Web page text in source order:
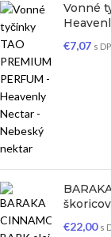
Vonné
€7,07 s
€22,00 s